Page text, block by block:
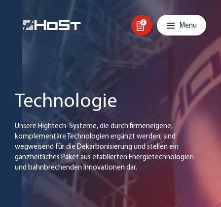
Main navigation
Menu
Technologie
Unsere Hightech-Systeme, die durch firmeneigene,
komplementäre Technologien ergänzt werden, sind
wegweisend für die Dekarbonisierung und stellen ein
ganzheitliches Paket aus etablierten Energietechnologien
und bahnbrechenden Innovationen dar.